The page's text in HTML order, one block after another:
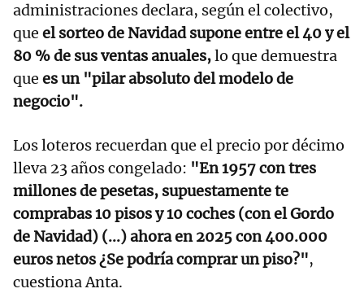
administraciones declara, según el colectivo,
que el sorteo de Navidad supone entre el 40 y el
80 % de sus ventas anuales,lo que demuestra
que es un "pilar absoluto del modelo de
negocio".
Los loteros recuerdan que el precio por décimo
lleva 23 años congelado: "En 1957 con tres
millones de pesetas, supuestamente te
comprabas 10 pisos y 10 coches (con el Gordo
de Navidad) (...) ahora en 2025 con 400.000
euros netos ¿Se podría comprar un piso?",
cuestiona Anta.